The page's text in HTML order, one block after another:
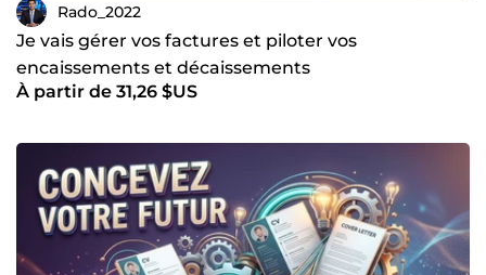
Rado_2022
Je vais gérer vos factures et piloter vos
encaissements et décaissements
À partir de 31,26 $US